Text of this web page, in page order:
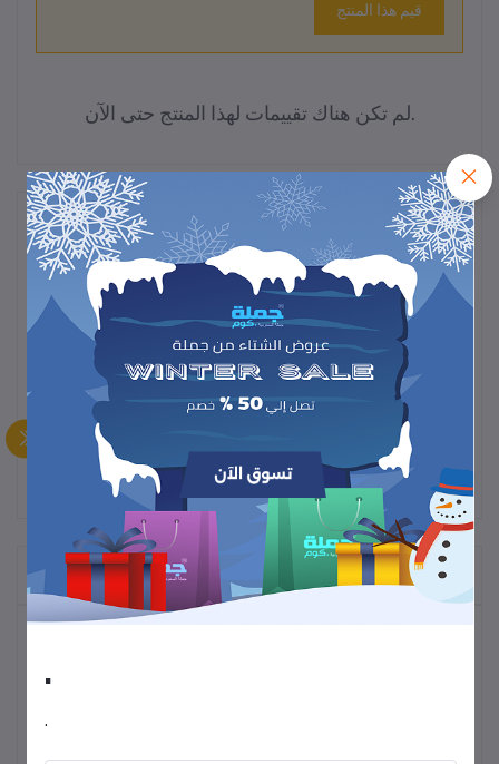
قيم هذا المنتج
لم تكن هناك تقييمات لهذا المنتج حتى الآن.
وصف
قللي ظهور التجاعيد واستعيدي شباب بشرتك مع
كريم تنظيف التجاعيد
للوجه، المصمم لتحفيز تجديد خلايا البشرة وشدها بفعالية.
تركيبته الغنية تعمل على ترطيب البشرة وتحسين مرونتها، لتترك وجهك
ناعمًا ومشدودًا.
اختيار مثالي للعناية اليومية بالبشرة لمن تبحث عن مظهر شاب وصحي
المنتجات التي يتم شراؤها بشكل متكرر
.
.